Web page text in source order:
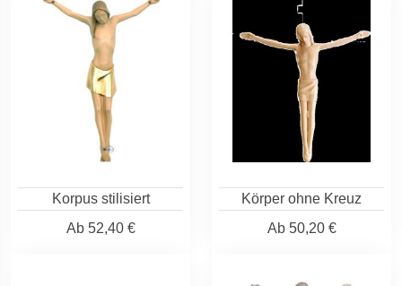
Korpus stilisiert
Ab52,40 €
Körper ohne Kreuz
Ab50,20 €